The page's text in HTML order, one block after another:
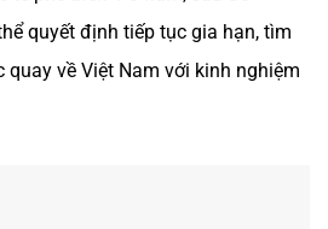
quyết định tiếp tục gia hạn, tìm
về Việt Nam với kinh nghiệm